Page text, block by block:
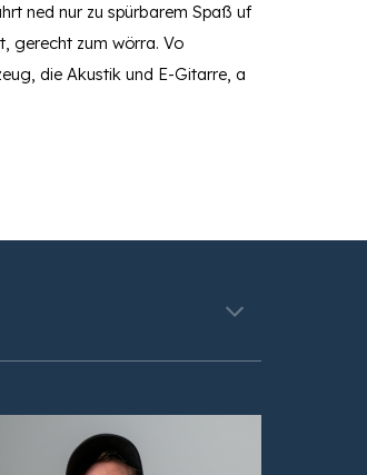
ned nur zu spürbarem Spaß uf
gerecht zum wörra. Vo
, die Akustik und E-Gitarre, a